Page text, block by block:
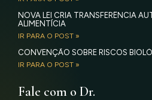
NOVA LEI CRIA TRANSFERÊNCIA
ALIMENTÍCIA
IR PARA O POST »
CONVENÇÃO SOBRE RISCOS
IR PARA O POST »
Fale com o Dr.